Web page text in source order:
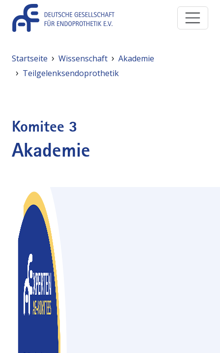
Direkt zum Inhalt
Pfadnavigation
Startseite Wissenschaft
Akademie
Teilgelenksendoprothetik
Komitee 3
Akademie